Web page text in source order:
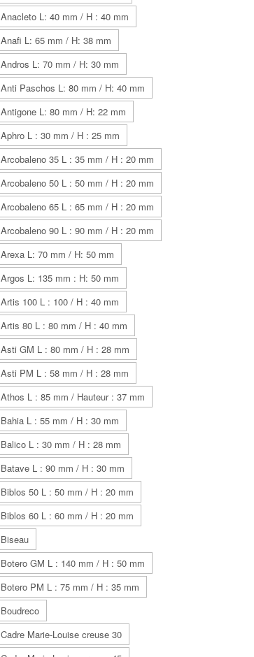
Anacleto L: 40 mm / H : 40 mm
Anafi L: 65 mm / H: 38 mm
Andros L: 70 mm / H: 30 mm
Anti Paschos L: 80 mm / H: 40 mm
Antigone L: 80 mm / H: 22 mm
Aphro L : 30 mm / H : 25 mm
Arcobaleno 35 L : 35 mm / H : 20 mm
Arcobaleno 50 L : 50 mm / H : 20 mm
Arcobaleno 65 L : 65 mm / H : 20 mm
Arcobaleno 90 L : 90 mm / H : 20 mm
Arexa L: 70 mm / H: 50 mm
Argos L: 135 mm : H: 50 mm
Artis 100 L : 100 / H : 40 mm
Artis 80 L : 80 mm / H : 40 mm
Asti GM L : 80 mm / H : 28 mm
Asti PM L : 58 mm / H : 28 mm
Athos L : 85 mm / Hauteur : 37 mm
Bahia L : 55 mm / H : 30 mm
Balico L : 30 mm / H : 28 mm
Batave L : 90 mm / H : 30 mm
Biblos 50 L : 50 mm / H : 20 mm
Biblos 60 L : 60 mm / H : 20 mm
Biseau
Botero GM L : 140 mm / H : 50 mm
Botero PM L : 75 mm / H : 35 mm
Boudreco
Cadre Marie-Louise creuse 30